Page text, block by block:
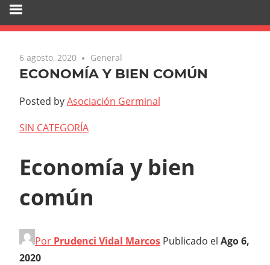
6 agosto, 2020 General
ECONOMÍA Y BIEN COMÚN
Posted byAsociación Germinal
SIN CATEGORÍA
Economía y bien
común
Por Prudenci Vidal Marcos Publicado el Ago 6,
2020